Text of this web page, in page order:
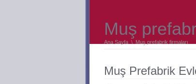
Muş
Ana Sayfa \ Muş prefabrik firmaları
Muş Prefabrik